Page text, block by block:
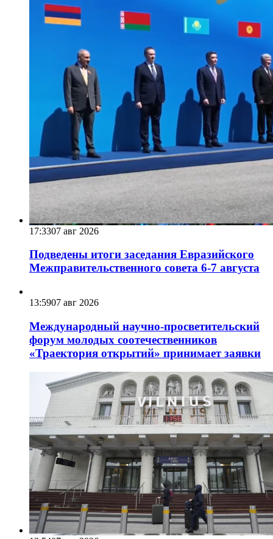
17:3307 авг 2026
Подведены итоги заседания Евразийского
Межправительственного совета 6-7 августа
13:5907 авг 2026
Международный научно-просветительский
форум молодых соотечественников
«Траектория открытий» принимает заявки